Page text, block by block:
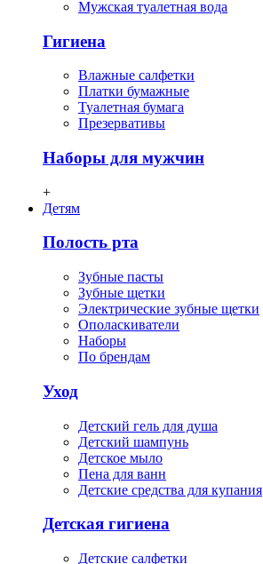
Мужская туалетная вода
Гигиена
Влажные салфетки
Платки бумажные
Туалетная бумага
Презервативы
Наборы для мужчин
+
Детям
Полость рта
Зубные пасты
Зубные щетки
Электрические зубные щетки
Ополаскиватели
Наборы
По брендам
Уход
Детский гель для душа
Детский шампунь
Детское мыло
Пена для ванн
Детские средства для купания
Детская гигиена
Детские салфетки